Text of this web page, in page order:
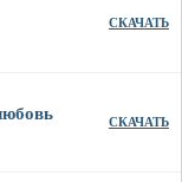
СКАЧАТЬ
СКАЧАТЬ